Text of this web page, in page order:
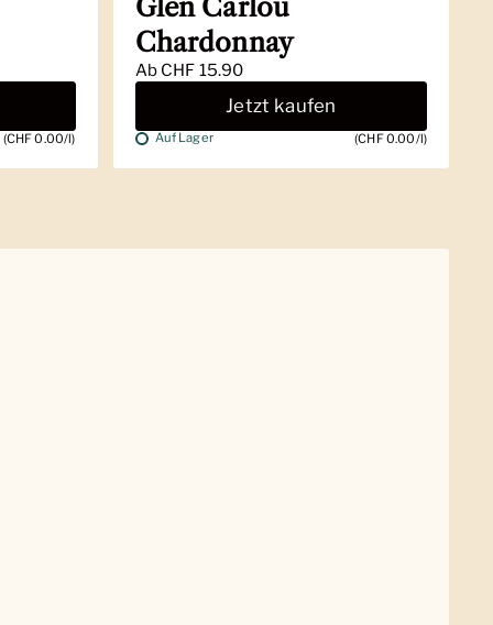
(CHF 0.00/l)
Glen Carlou
Chardonnay
Ab CHF 15.90
Jetzt kaufen
Auf Lager (CHF 0.00/l)